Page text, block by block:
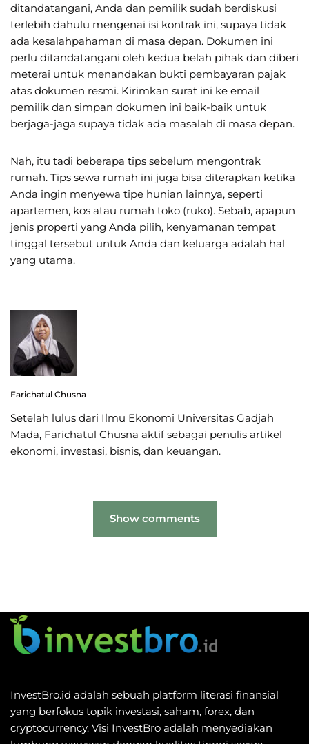
ditandatangani, Anda dan pemilik sudah berdiskusi
terlebih dahulu mengenai isi kontrak ini, supaya tidak
ada kesalahpahaman di masa depan. Dokumen ini
perlu ditandatangani oleh kedua belah pihak dan diberi
meterai untuk menandakan bukti pembayaran pajak
atas dokumen resmi. Kirimkan surat ini ke email
pemilik dan simpan dokumen ini baik-baik untuk
berjaga-jaga supaya tidak ada masalah di masa depan.
Nah, itu tadi beberapa tips sebelum mengontrak
rumah. Tips sewa rumah ini juga bisa diterapkan ketika
Anda ingin menyewa tipe hunian lainnya, seperti
apartemen, kos atau rumah toko (ruko). Sebab, apapun
jenis properti yang Anda pilih, kenyamanan tempat
tinggal tersebut untuk Anda dan keluarga adalah hal
yang utama.
Farichatul Chusna
Setelah lulus dari Ilmu Ekonomi Universitas Gadjah
Mada, Farichatul Chusna aktif sebagai penulis artikel
ekonomi, investasi, bisnis, dan keuangan.
Show comments
InvestBro.id adalah sebuah platform literasi finansial
yang berfokus topik investasi, saham, forex, dan
cryptocurrency. Visi InvestBro adalah menyediakan